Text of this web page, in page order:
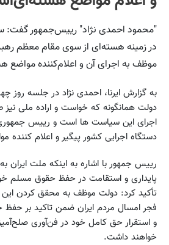
"محمود احمدی نژاد" رییس‌جمهور گفت:
در زمینه هسته‌ای از سوی مقام معظم
موظف به اجرای آن و اعلام‌کننده
به گزارش ایرنا، احمدی نژاد در جلسه
دولت همانگونه که خواست و اراده ملی
اجرای این سیاست ها است و رییس
دستگاه اجرایی کشور پیگیر و اعلام
رییس جمهور با اشاره به اینکه ملت ایران
پایداری و استقامت در حفظ حقوق مسلم
تأکید کرد: دولت موظف به محقق کردن
فجر امسال مردم ایران ضمن تاکید بر
و استقرار حق کامل خود در فن‌آوری
خواهند داشت.